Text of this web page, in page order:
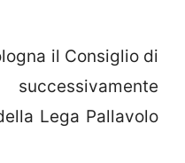
il Consiglio di
Lega Pallavolo